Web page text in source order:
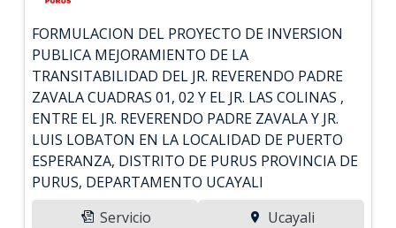
FORMULACION DEL PROYECTO DE INVERSION
PUBLICA MEJORAMIENTO DE LA
TRANSITABILIDAD DEL JR. REVERENDO PADRE
ZAVALA CUADRAS 01, 02 Y EL JR. LAS COLINAS ,
ENTRE EL JR. REVERENDO PADRE ZAVALA Y JR.
LUIS LOBATON EN LA LOCALIDAD DE PUERTO
ESPERANZA, DISTRITO DE PURUS PROVINCIA DE
PURUS, DEPARTAMENTO UCAYALI
Servicio
Ucayali